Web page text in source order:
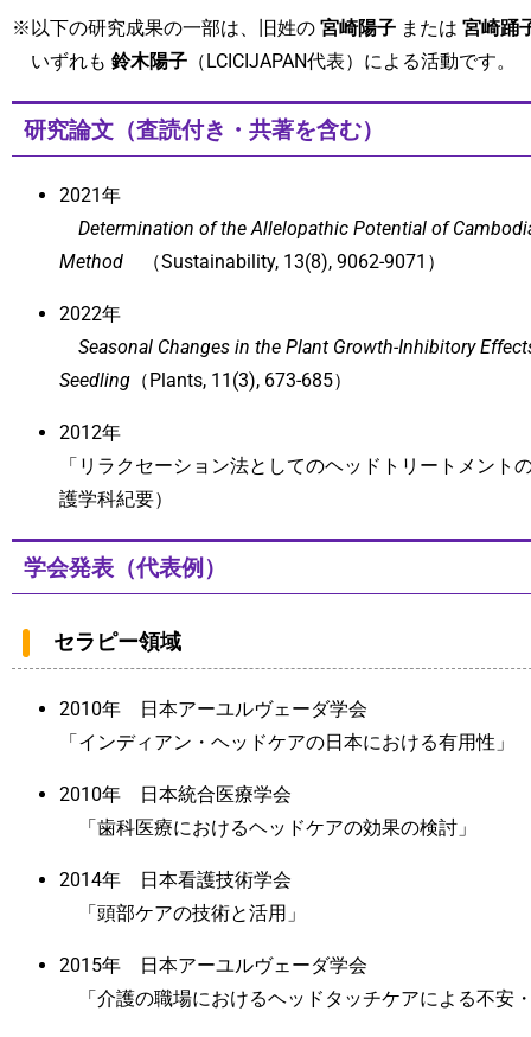
※以下の研究成果の一部は、旧姓の 宮崎陽子 または 宮崎踊
いずれも 鈴木陽子 （LCICIJAPAN代表）による活動です。
研究論文（査読付き・共著を含む）
2021年
Determination of the Allelopathic Potential of
Method （Sustainability, 13(8), 9062-9071）
2022年
Seasonal Changes in the Plant Growth-Inhibitory
Seedling （Plants, 11(3), 673-685）
2012年
「リラクセーション法としてのヘッドトリートメン
護学科紀要）
学会発表（代表例）
セラピー領域
2010年 日本アーユルヴェーダ学会
「インディアン・ヘッドケアの日本における有用性」
2010年 日本統合医療学会
「歯科医療におけるヘッドケアの効果の検討」
2014年 日本看護技術学会
「頭部ケアの技術と活用」
2015年 日本アーユルヴェーダ学会
「介護の職場におけるヘッドタッチケアによる不安